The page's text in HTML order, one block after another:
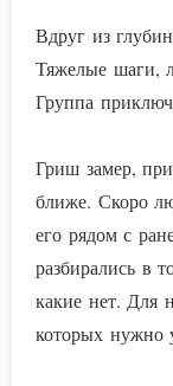
Вдруг из
Тяжелые шаги,
Группа
Гриш замер,
ближе. Скоро
его рядом с
разбирались в
какие нет. Для
которых нужно